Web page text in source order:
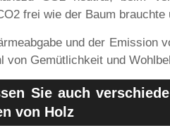
frei wie der Baum brauchte
und der Emission
von Gemütlichkeit und
Sie auch
von Holz